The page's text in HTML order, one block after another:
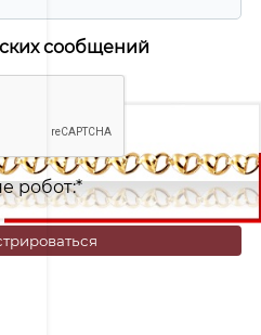
сообщений
робот:*